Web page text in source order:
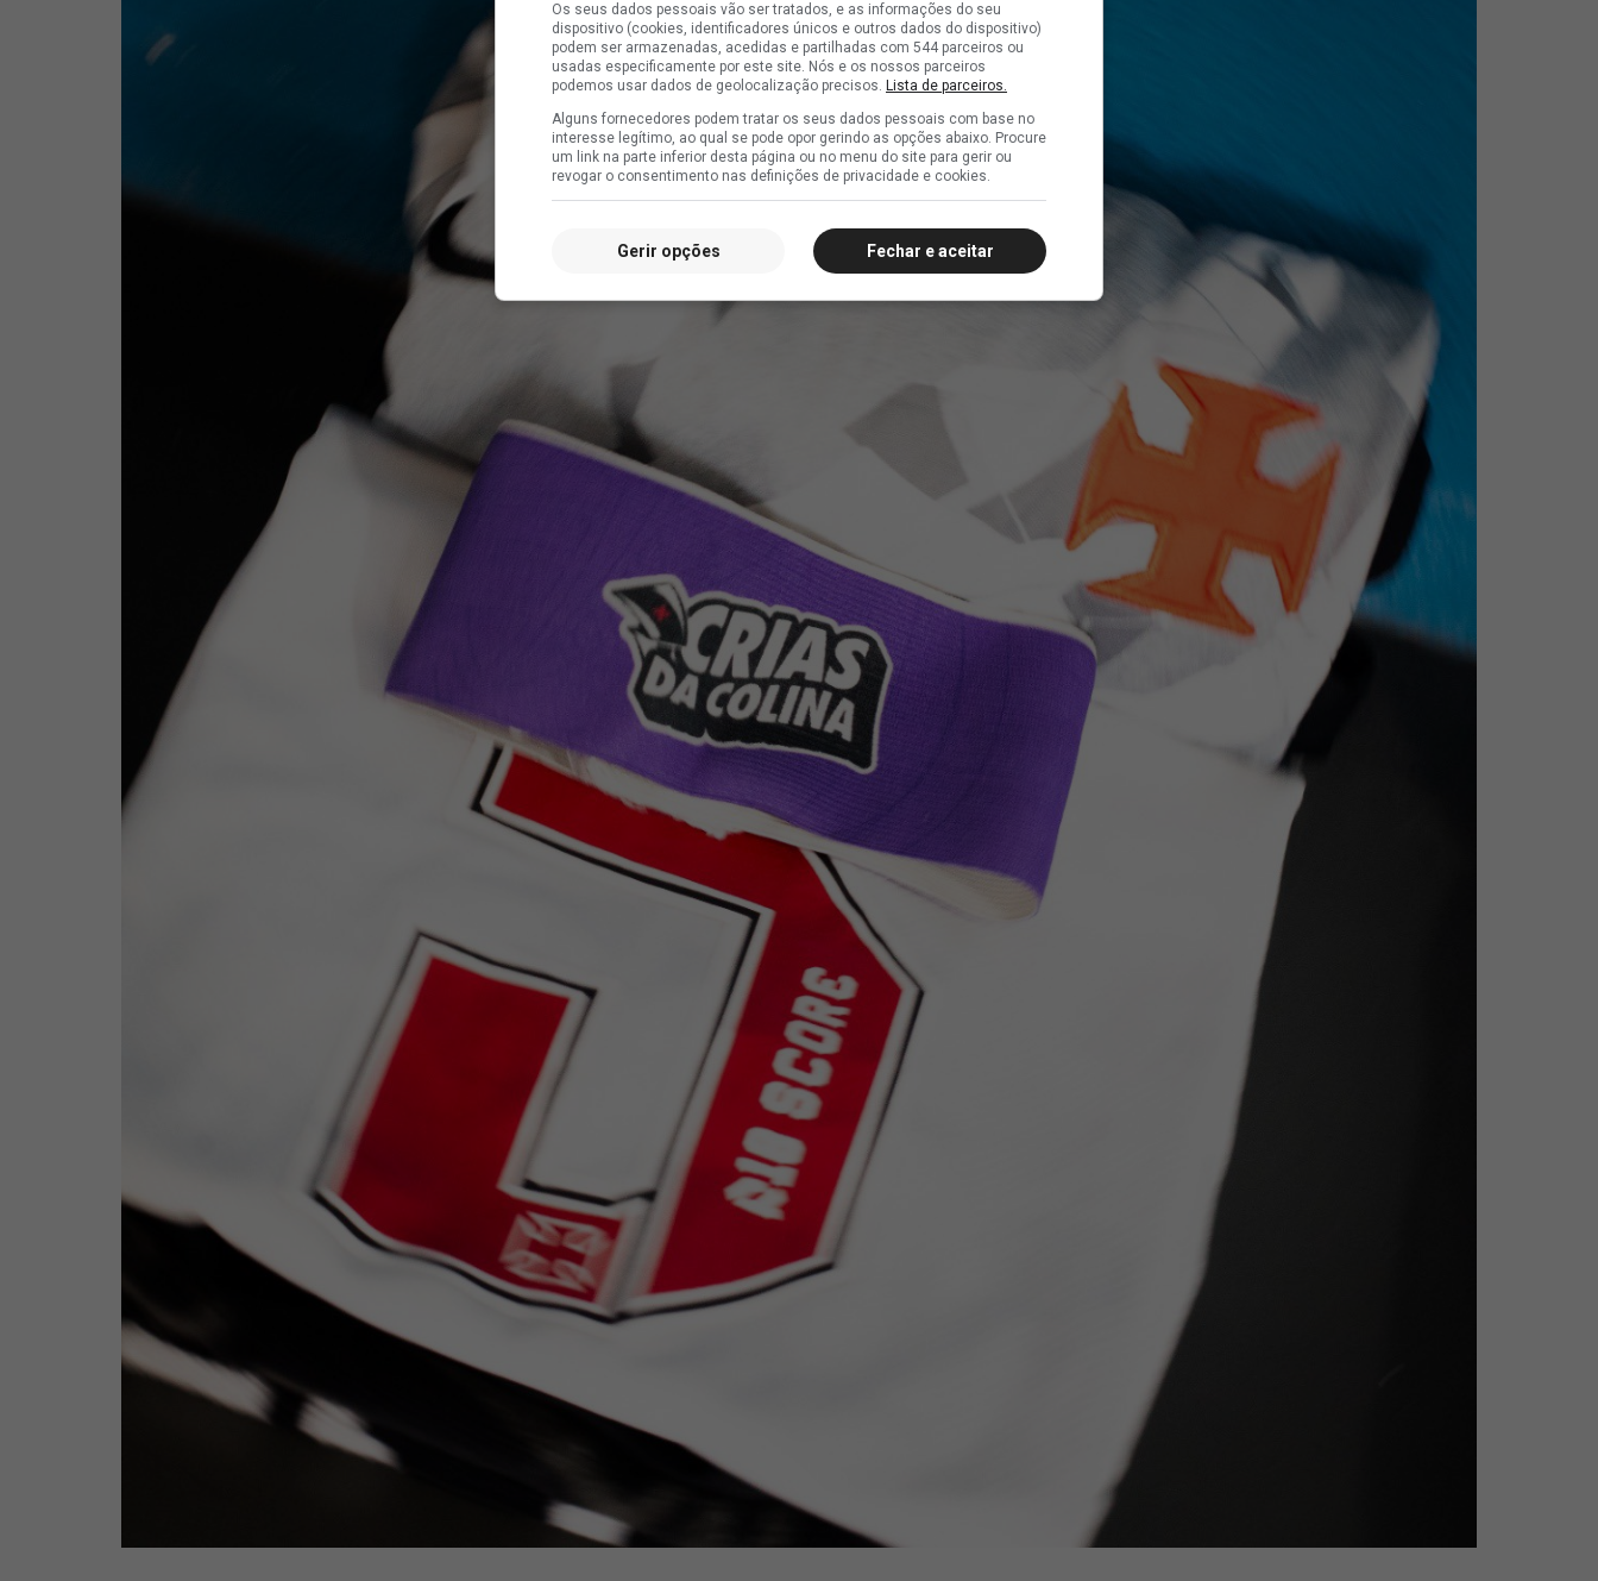
Os seus dados pessoais vão ser tratados, e as informações do seu
dispositivo (cookies, identificadores únicos e outros dados do dispositivo)
podem ser armazenadas, acedidas e partilhadas com 544 parceiros ou
usadas especificamente por este site. Nós e os nossos parceiros
podemos usar dados de geolocalização precisos. Lista de parceiros.
Alguns fornecedores podem tratar os seus dados pessoais com base no
interesse legítimo, ao qual se pode opor gerindo as opções abaixo. Procure
um link na parte inferior desta página ou no menu do site para gerir ou
revogar o consentimento nas definições de privacidade e cookies.
Fechar e aceitar
Gerir opções